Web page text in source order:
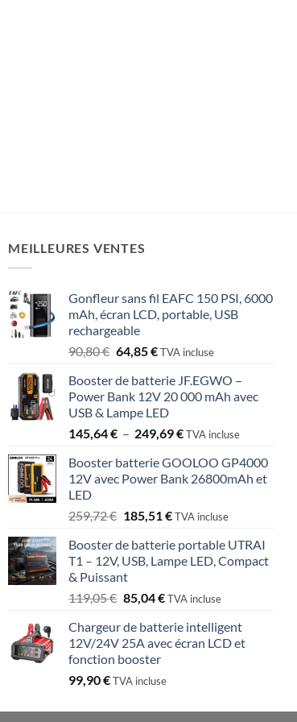
MEILLEURES VENTES
Gonfleur sans fil EAFC 150 PSI, 6000
mAh, écran LCD, portable, USB
rechargeable
90,80€ Le
initial
était :
90,80 €.
64,85€Le
actuel
est :
64,85 €.
TVA incluse
Booster de batterie JF.EGWO –
Power Bank 12V 20 000 mAh avec
USB & Lampe LED
145,64€ – 249,69€Plage
prix :
145,64 €
249,69 €
TVA incluse
Booster batterie GOOLOO GP4000
12V avec Power Bank 26800mAh et
LED
259,72€ Le
initial
était :
259,72 €.
185,51 €Le
actuel
est :
TVA incluse
Booster de batterie portable UTRAI
T1 – 12V, USB, Lampe LED, Compact
& Puissant
119,05€ Le
initial
était :
119,05 €.
85,04€Le
actuel
est :
TVA incluse
Chargeur de batterie intelligent
12V/24V 25A avec écran LCD et
fonction booster
99,90€TVA incluse